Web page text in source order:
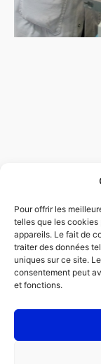
Pour offrir les
telles que les
appareils. Le fait de
traiter des données
uniques sur ce site.
consentement peut
et fonctions.